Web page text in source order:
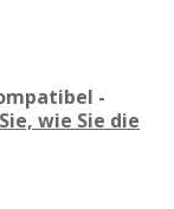
-
wie Sie die